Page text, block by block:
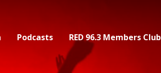
Podcasts RED 96.3 Members Club